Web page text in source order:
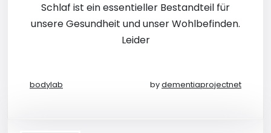
Schlaf ist ein essentieller Bestandteil für
unsere Gesundheit und unser Wohlbefinden.
Leider
bodylab bydementiaprojectnet